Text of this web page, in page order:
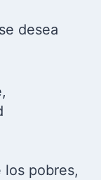
desea
los pobres,